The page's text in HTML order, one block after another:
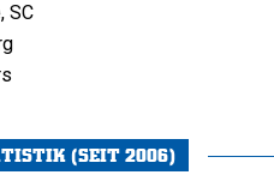
SC
(SEIT 2006)